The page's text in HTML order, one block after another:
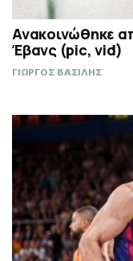
Ανακοινώθηκε
Έβανς (pic, vid)
ΓΙΩΡΓΟΣ ΒΑΣΙΛΗΣ